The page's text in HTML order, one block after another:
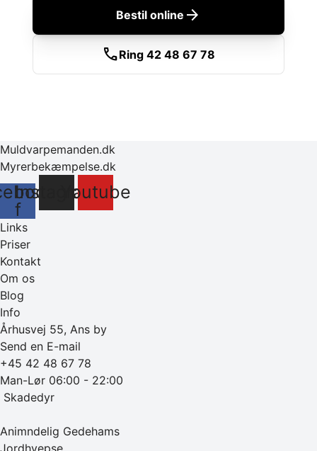
Bestil online arrow_forward
callRing 42 48 67 78
Muldvarpemanden.dk
Myrerbekæmpelse.dk
f
InstagramYoutube
Links
Priser
Kontakt
Om os
Blog
Info
Århusvej 55, Ans by
Send en E-mail
+45 42 48 67 78
Man-Lør 06:00 - 22:00
‎ Skadedyr
Animndelig Gedehams